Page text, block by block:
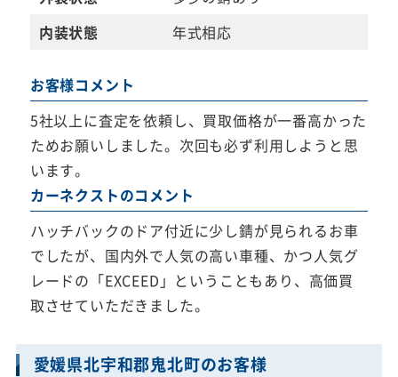
内装状態
年式相応
お客様コメント
5社以上に査定を依頼し、買取価格が一番高かった
ためお願いしました。次回も必ず利用しようと思
います。
カーネクストのコメント
ハッチバックのドア付近に少し錆が見られるお車
でしたが、国内外で人気の高い車種、かつ人気グ
レードの「EXCEED」ということもあり、高価買
取させていただきました。
愛媛県北宇和郡鬼北町のお客様